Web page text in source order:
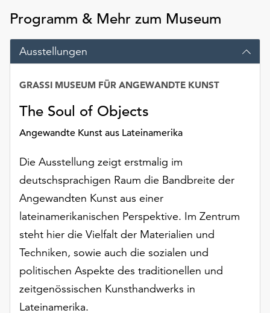
Ende
der
Seite
die
Schaltfläche
„Cookie-
zur
Funktionale
werden
auch
ohne
Ihr
Einverständnis
weiterhin
ausgeführt.
Möchten
Programm & Mehr zum Museum
Ausstellungen
The Soul of Objects
Angewandte Kunst aus Lateinamerika
GRASSI MUSEUM FÜR ANGEWANDTE KUNST
Die Ausstellung zeigt erstmalig im
deutschsprachigen Raum die Bandbreite der
Angewandten Kunst aus einer
lateinamerikanischen Perspektive. Im Zentrum
steht hier die Vielfalt der Materialien und
Techniken, sowie auch die sozialen und
politischen Aspekte des traditionellen und
zeitgenössischen Kunsthandwerks in
Lateinamerika.